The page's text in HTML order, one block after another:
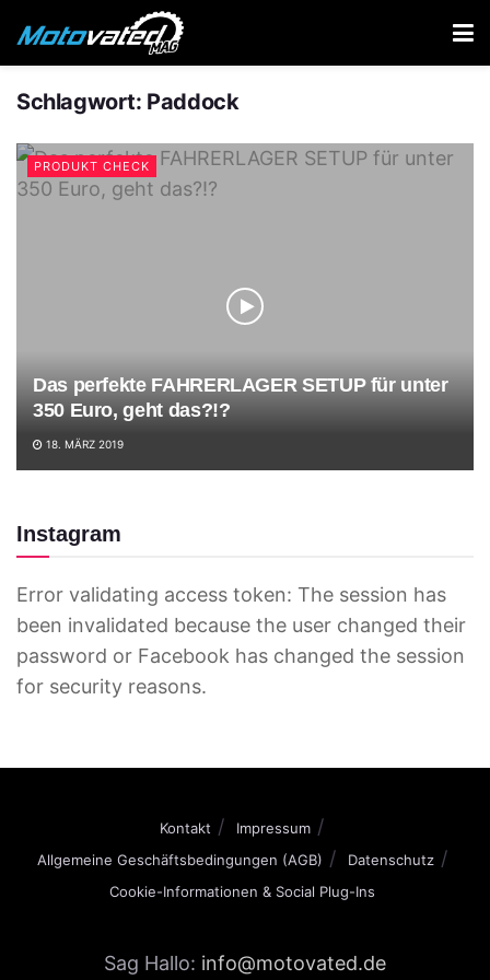
Schlagwort: Paddock
PRODUKT CHECK
Das perfekte FAHRERLAGER SETUP für unter
350 Euro, geht das?!?
18. MÄRZ 2019
Instagram
Error validating access token: The session has
been invalidated because the user changed their
password or Facebook has changed the session
for security reasons.
Kontakt
Impressum
Allgemeine Geschäftsbedingungen (AGB)
Datenschutz
Cookie-Informationen & Social Plug-Ins
Sag Hallo: info@motovated.de